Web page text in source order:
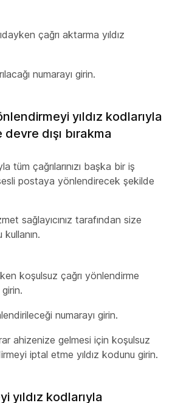
çağrı aktarma yıldız
numarayı girin.
yıldız kodlarıyla
dışı bırakma
tüm çağrılarınızı başka bir iş
postaya yönlendirecek şekilde
sağlayıcınız tarafından size
kullanın.
koşulsuz çağrı yönlendirme
numarayı girin.
ahizenize gelmesi için koşulsuz
iptal etme yıldız kodunu girin.
yıldız kodlarıyla